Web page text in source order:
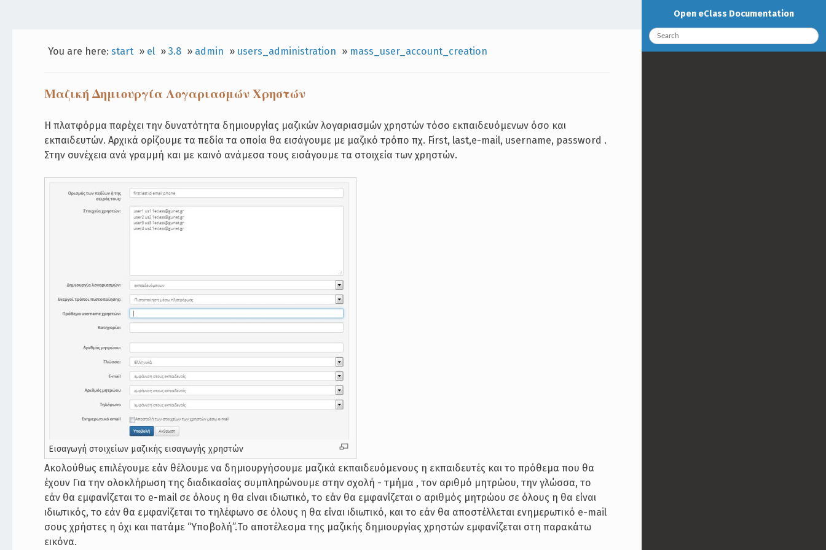
You are here: start » el » 3.8 » admin » users_administration » mass_user_account_creation
Μαζική Δημιουργία Λογαριασμών Χρηστών
Η πλατφόρμα παρέχει την δυνατότητα δημιουργίας μαζικών λογαριασμών χρηστών τόσο εκπαιδευόμενων όσο και
εκπαιδευτών. Αρχικά ορίζουμε τα πεδία τα οποία θα εισάγουμε με μαζικό τρόπο πχ. First, last,e-mail, username, password .
Στην συνέχεια ανά γραμμή και με καινό ανάμεσα τους εισάγουμε τα στοιχεία των χρηστών.
Εισαγωγή στοιχείων μαζικής εισαγωγής χρηστών
Ακολούθως επιλέγουμε εάν θέλουμε να δημιουργήσουμε μαζικά εκπαιδευόμενους η εκπαιδευτές και το πρόθεμα που θα
έχουν Για την ολοκλήρωση της διαδικασίας συμπληρώνουμε στην σχολή - τμήμα , τον αριθμό μητρώου, την γλώσσα, το
εάν θα εμφανίζεται το e-mail σε όλους η θα είναι ιδιωτικό, το εάν θα εμφανίζεται ο αριθμός μητρώου σε όλους η θα είναι
ιδιωτικός, το εάν θα εμφανίζεται το τηλέφωνο σε όλους η θα είναι ιδιωτικό, και το εάν θα αποστέλλεται ενημερωτικό e-mail
σους χρήστες η όχι και πατάμε “Υποβολή”.Το αποτέλεσμα της μαζικής δημιουργίας χρηστών εμφανίζεται στη παρακάτω
εικόνα.
Open eClass Documentation